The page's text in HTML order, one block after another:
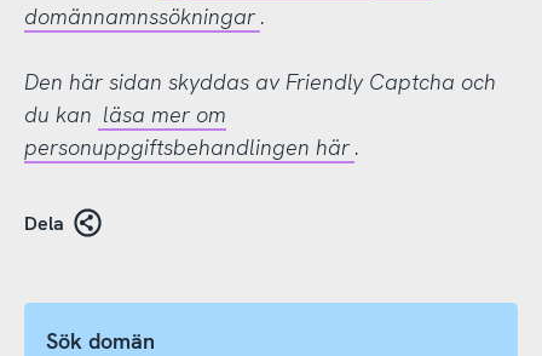
domännamnssökningar .
Den här sidan skyddas av Friendly Captcha och
du kan läsa mer om
personuppgiftsbehandlingen här .
Dela
Sök domän